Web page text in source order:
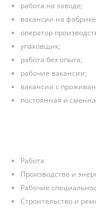
работа на заводе;
вакансии на
оператор
упаковщик;
работа без опыта;
рабочие вакансии;
вакансии с
постоянная и
Работа
Производство и
Рабочие
Строительство и